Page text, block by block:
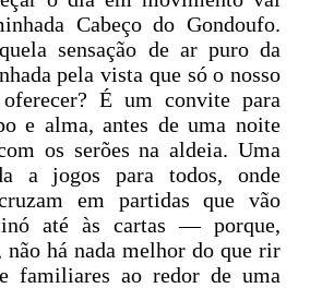
Cabeço do Gondoufo.
sensação de ar puro da
pela vista que só o nosso
É um convite para
e alma, antes de uma noite
os serões na aldeia. Uma
a jogos para todos, onde
em partidas que vão
até às cartas — porque,
não há nada melhor do que rir
familiares ao redor de uma